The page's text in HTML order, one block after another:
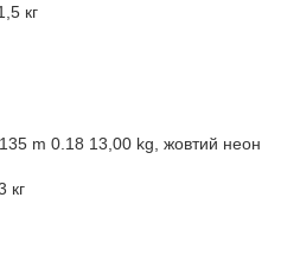
кг
m 0.18 13,00 kg, жовтий неон
кг